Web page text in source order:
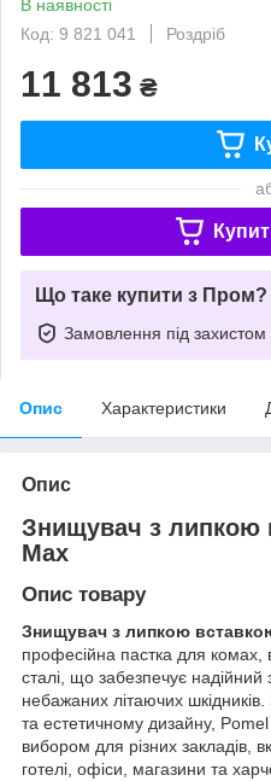
В наявності
Код: 9 821 041
Роздріб
11 813 ₴
Що таке купити з Пром?
Замовлення під захистом
Опис Характеристики
Опис
Знищувач з липкою
Max
Опис товару
Знищувач з липкою
професійна пастка для комах,
сталі, що забезпечує
небажаних літаючих
та естетичному дизайну,
вибором для різних закладів,
готелі, офіси, магазини та